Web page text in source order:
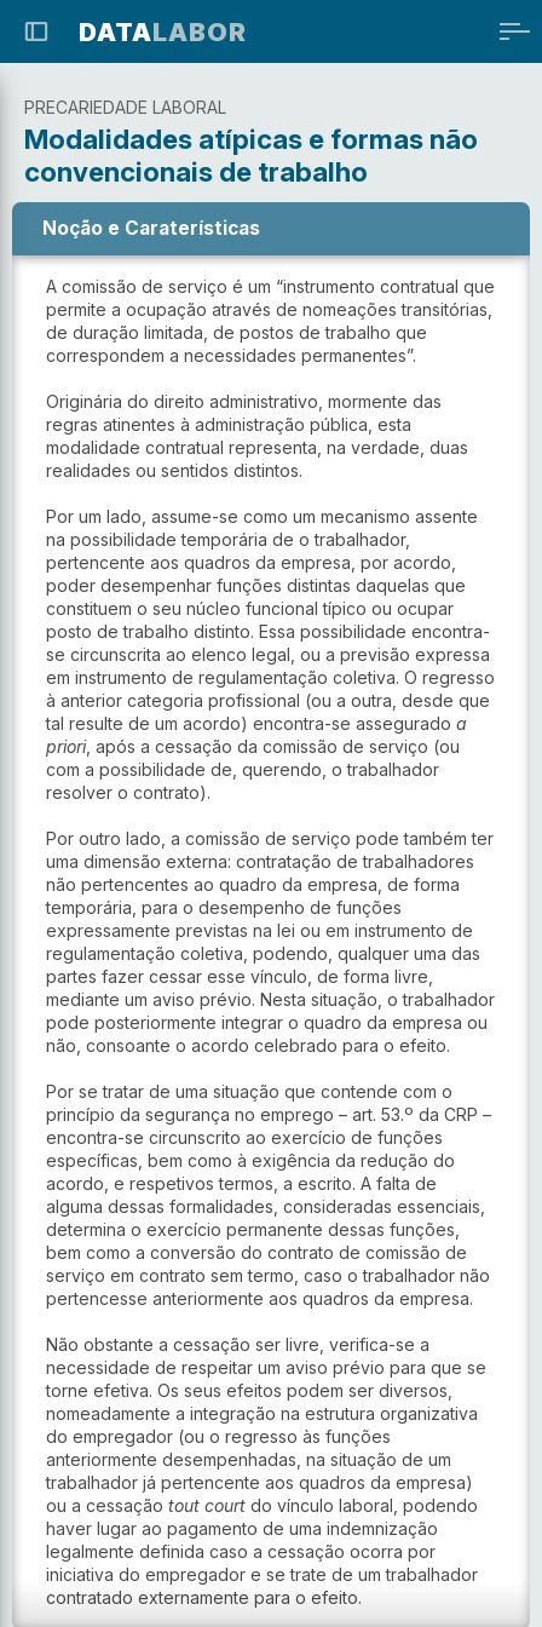
DATALABOR
PRECARIEDADE LABORAL
Modalidades atípicas e formas não
convencionais de trabalho
Noção e Caraterísticas
A comissão de serviço é um “instrumento contratual que
permite a ocupação através de nomeações transitórias,
de duração limitada, de postos de trabalho que
correspondem a necessidades permanentes”.
Originária do direito administrativo, mormente das
regras atinentes à administração pública, esta
modalidade contratual representa, na verdade, duas
realidades ou sentidos distintos.
Por um lado, assume-se como um mecanismo assente
na possibilidade temporária de o trabalhador,
pertencente aos quadros da empresa, por acordo,
poder desempenhar funções distintas daquelas que
constituem o seu núcleo funcional típico ou ocupar
posto de trabalho distinto. Essa possibilidade encontra-
se circunscrita ao elenco legal, ou a previsão expressa
em instrumento de regulamentação coletiva. O regresso
à anterior categoria profissional (ou a outra, desde que
tal resulte de um acordo) encontra-se assegurado a
priori, após a cessação da comissão de serviço (ou
com a possibilidade de, querendo, o trabalhador
resolver o contrato).
Por outro lado, a comissão de serviço pode também ter
uma dimensão externa: contratação de trabalhadores
não pertencentes ao quadro da empresa, de forma
temporária, para o desempenho de funções
expressamente previstas na lei ou em instrumento de
regulamentação coletiva, podendo, qualquer uma das
partes fazer cessar esse vínculo, de forma livre,
mediante um aviso prévio. Nesta situação, o trabalhador
pode posteriormente integrar o quadro da empresa ou
não, consoante o acordo celebrado para o efeito.
Por se tratar de uma situação que contende com o
princípio da segurança no emprego – art. 53.º da CRP –
encontra-se circunscrito ao exercício de funções
específicas, bem como à exigência da redução do
acordo, e respetivos termos, a escrito. A falta de
alguma dessas formalidades, consideradas essenciais,
determina o exercício permanente dessas funções,
bem como a conversão do contrato de comissão de
serviço em contrato sem termo, caso o trabalhador não
pertencesse anteriormente aos quadros da empresa.
Não obstante a cessação ser livre, verifica-se a
necessidade de respeitar um aviso prévio para que se
torne efetiva. Os seus efeitos podem ser diversos,
nomeadamente a integração na estrutura organizativa
do empregador (ou o regresso às funções
anteriormente desempenhadas, na situação de um
trabalhador já pertencente aos quadros da empresa)
ou a cessação tout court do vínculo laboral, podendo
haver lugar ao pagamento de uma indemnização
legalmente definida caso a cessação ocorra por
iniciativa do empregador e se trate de um trabalhador
contratado externamente para o efeito.